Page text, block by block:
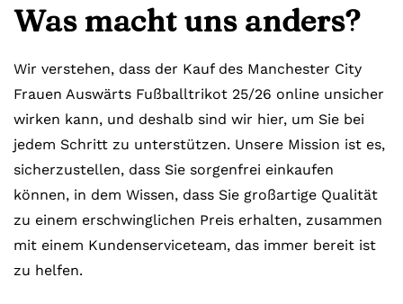
Was macht uns anders?
Wir verstehen, dass der Kauf des Manchester City
Frauen Auswärts Fußballtrikot 25/26 online unsicher
wirken kann, und deshalb sind wir hier, um Sie bei
jedem Schritt zu unterstützen. Unsere Mission ist es,
sicherzustellen, dass Sie sorgenfrei einkaufen
können, in dem Wissen, dass Sie großartige Qualität
zu einem erschwinglichen Preis erhalten, zusammen
mit einem Kundenserviceteam, das immer bereit ist
zu helfen.